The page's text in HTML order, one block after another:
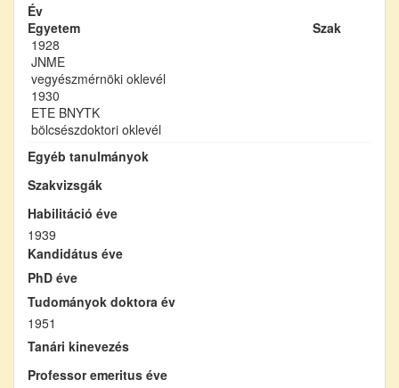
Év
Egyetem
Szak
1928
JNME
vegyészmérnöki oklevél
1930
ETE BNYTK
bölcsészdoktori oklevél
Egyéb tanulmányok
Szakvizsgák
Habilitáció éve
1939
Kandidátus éve
PhD éve
Tudományok doktora év
1951
Tanári kinevezés
Professor emeritus éve